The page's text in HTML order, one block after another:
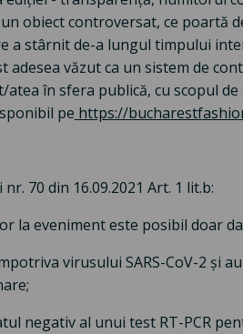
obiect controversat, ce poartă
a stârnit de-a lungul timpului
adesea văzut ca un sistem de
atea în sfera publică, cu scopul
pe https://
70 din 16.09.2021 Art. 1 lit.b:
la eveniment este posibil doar
virusului SARS-CoV-2 și
negativ al unui test RT-PCR